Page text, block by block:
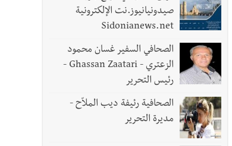
بعدما أبعده القصف الإسرائيلي عن أرضه
علينا الاستمرار بمسار التفاوض؟ واشنطن لتل أبيب: الحزب لم يخرق؟ |
صيدونيانيوز.نت الإلكترونية
Sidonianews.net
الصحافي السفير غسان محمود
الزعتري - Ghassan Zaatari -
رئيس التحرير
الصحافية رئيفة ديب الملاّح -
مديرة التحرير